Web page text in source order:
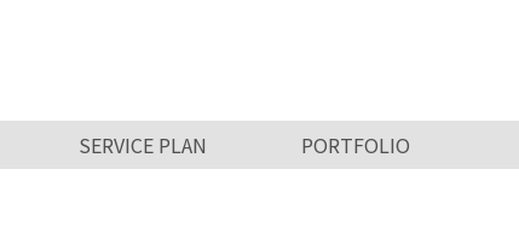
SERVICE PLAN PORTFOLIO